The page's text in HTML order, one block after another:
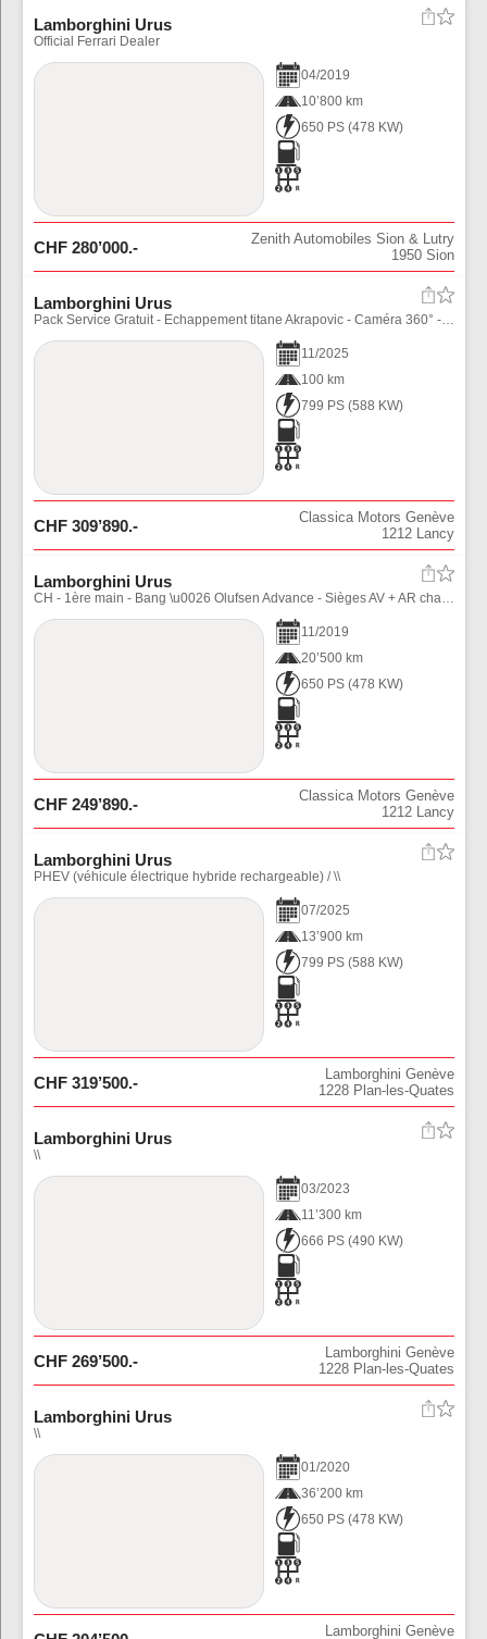
Lamborghini Urus
Official Ferrari Dealer
04/2019
10’800 km
650 PS (478 KW)
CHF 280’000.-
Zenith Automobiles Sion & Lutry
1950 Sion
Lamborghini Urus
Pack Service Gratuit - Echappement titane Akrapovic - Caméra 360° - Bang \u0026 Olufsen Advanced - Jantes 23'' - Carbone intérieur étendu - Garantie d'usine
11/2025
100 km
799 PS (588 KW)
CHF 309’890.-
Classica Motors Genève
1212 Lancy
Lamborghini Urus
CH - 1ère main - Bang \u0026 Olufsen Advance - Sièges AV + AR chauffants - Toit panoramique - Jantes 22’’ - Service et expertise à jour + garantie 12 mois
11/2019
20’500 km
650 PS (478 KW)
CHF 249’890.-
Classica Motors Genève
1212 Lancy
Lamborghini Urus
PHEV (véhicule électrique hybride rechargeable) / \\
07/2025
13’900 km
799 PS (588 KW)
CHF 319’500.-
Lamborghini Genève
1228 Plan-les-Quates
Lamborghini Urus
\\
03/2023
11’300 km
666 PS (490 KW)
CHF 269’500.-
Lamborghini Genève
1228 Plan-les-Quates
Lamborghini Urus
\\
01/2020
36’200 km
650 PS (478 KW)
Lamborghini Genève